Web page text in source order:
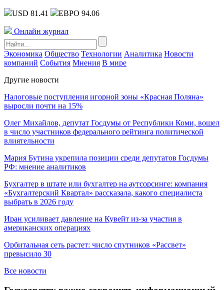
USD 81.41 ЕВРО 94.06
Онлайн журнал
Экономика Общество Технологии Аналитика Новости
компаний События Мнения В мире
Другие новости
Налоговые поступления игорной зоны «Красная Поляна»
выросли почти на 15%
Олег Михайлов, депутат Госдумы от Республики Коми, вошел
в число участников федерального рейтинга политической
влиятельности
Мария Бутина укрепила позиции среди депутатов Госдумы
РФ: мнение аналитиков
Бухгалтер в штате или бухгалтер на аутсорсинге: компания
«Бухгалтерский Квартал» рассказала, какого специалиста
выбрать в 2026 году
Иран усиливает давление на Кувейт из-за участия в
американских операциях
Орбитальная сеть растет: число спутников «Рассвет»
превысило 30
Все новости